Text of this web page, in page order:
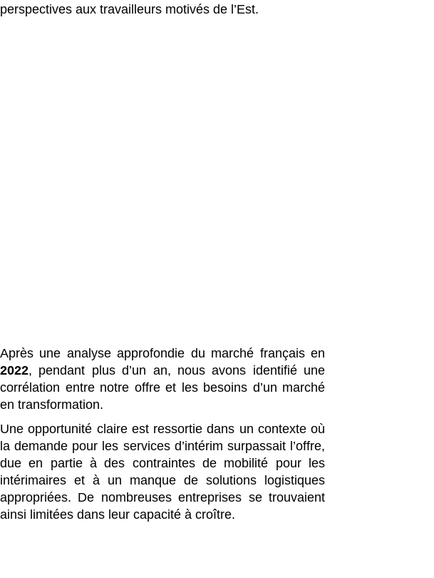
perspectives aux travailleurs motivés de l’Est.
Après une analyse approfondie du marché français en
2022, pendant plus d’un an, nous avons identifié une
corrélation entre notre offre et les besoins d’un marché
en transformation.
Une opportunité claire est ressortie dans un contexte où
la demande pour les services d’intérim surpassait l’offre,
due en partie à des contraintes de mobilité pour les
intérimaires et à un manque de solutions logistiques
appropriées. De nombreuses entreprises se trouvaient
ainsi limitées dans leur capacité à croître.